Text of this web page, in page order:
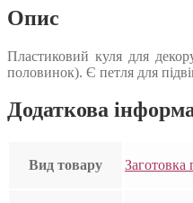
Опис
Пластиковий куля для
половинок). Є петля для
Додаткова
Вид товару Заготовка